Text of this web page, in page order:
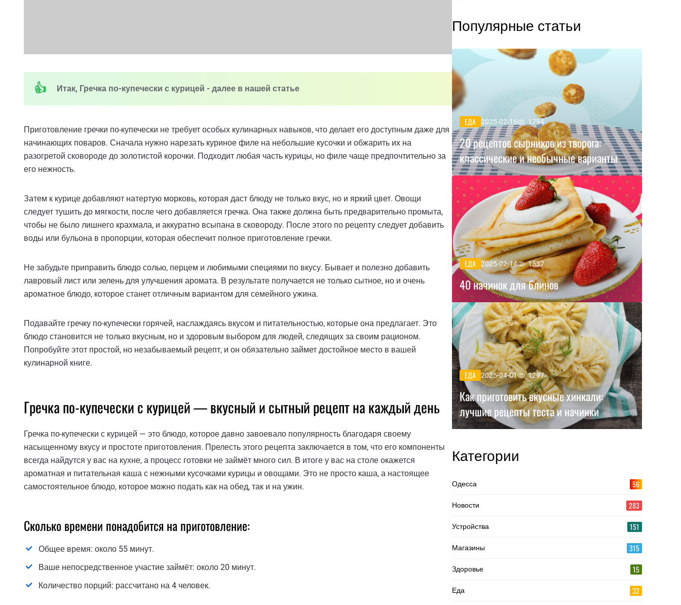
Итак, Гречка по-купечески с курицей - далее в нашей статье
Приготовление гречки по-купечески не требует особых кулинарных навыков, что делает его доступным даже для
начинающих поваров. Сначала нужно нарезать куриное филе на небольшие кусочки и обжарить их на
разогретой сковороде до золотистой корочки. Подходит любая часть курицы, но филе чаще предпочтительно за
его нежность.
Затем к курице добавляют натертую морковь, которая даст блюду не только вкус, но и яркий цвет. Овощи
следует тушить до мягкости, после чего добавляется гречка. Она также должна быть предварительно промыта,
чтобы не было лишнего крахмала, и аккуратно всыпана в сковороду. После этого по рецепту следует добавить
воды или бульона в пропорции, которая обеспечит полное приготовление гречки.
Не забудьте приправить блюдо солью, перцем и любимыми специями по вкусу. Бывает и полезно добавить
лавровый лист или зелень для улучшения аромата. В результате получается не только сытное, но и очень
ароматное блюдо, которое станет отличным вариантом для семейного ужина.
Подавайте гречку по-купечески горячей, наслаждаясь вкусом и питательностью, которые она предлагает. Это
блюдо становится не только вкусным, но и здоровым выбором для людей, следящих за своим рационом.
Попробуйте этот простой, но незабываемый рецепт, и он обязательно займет достойное место в вашей
кулинарной книге.
Гречка по-купечески с курицей — вкусный и сытный рецепт на каждый день
Гречка по-купечески с курицей — это блюдо, которое давно завоевало популярность благодаря своему
насыщенному вкусу и простоте приготовления. Прелесть этого рецепта заключается в том, что его компоненты
всегда найдутся у вас на кухне, а процесс готовки не займёт много сил. В итоге у вас на столе окажется
ароматная и питательная каша с нежными кусочками курицы и овощами. Это не просто каша, а настоящее
самостоятельное блюдо, которое можно подать как на обед, так и на ужин.
Сколько времени понадобится на приготовление:
Общее время: около 55 минут.
Ваше непосредственное участие займёт: около 20 минут.
Количество порций: рассчитано на 4 человек.
Популярные статьи
ЕДА 2025-02-16 1794
20 рецептов сырников из творога:
классические и необычные варианты
ЕДА 2025-02-14 1537
40 начинок для блинов
ЕДА 2025-04-01 1297
Как приготовить вкусные хинкали:
лучшие рецепты теста и начинки
Категории
Одесса 56
Новости 283
Устройства 151
Магазины 315
Здоровье 15
Еда 32